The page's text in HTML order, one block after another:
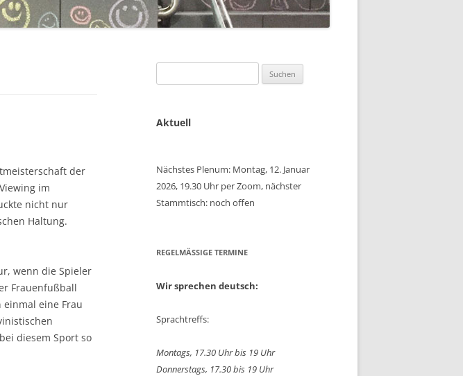
der
im
nicht nur
Haltung.
wenn die Spieler
Frauenfußball
eine Frau
diesem Sport so
nach:
Aktuell
Nächstes Plenum: Montag, 12. Januar
2026, 19.30 Uhr per Zoom, nächster
Stammtisch: noch offen
REGELMÄSSIGE TERMINE
Wir sprechen deutsch:
Sprachtreffs:
Montags, 17.30 Uhr bis 19 Uhr
Donnerstags, 17.30 bis 19 Uhr